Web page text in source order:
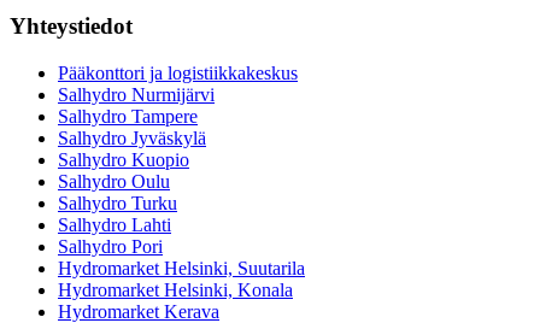
Yhteystiedot
Pääkonttori ja logistiikkakeskus
Salhydro Nurmijärvi
Salhydro Tampere
Salhydro Jyväskylä
Salhydro Kuopio
Salhydro Oulu
Salhydro Turku
Salhydro Lahti
Salhydro Pori
Hydromarket Helsinki, Suutarila
Hydromarket Helsinki, Konala
Hydromarket Kerava